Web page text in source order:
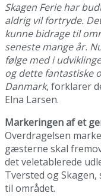
Skagen Ferie har
aldrig vil fortryde.
kunne bidrage til
seneste mange år.
følge med i
og dette fantastiske
Danmark, forklarer
Elna Larsen.
Markeringen af et
Overdragelsen
gæsterne skal
det veletablerede
Tversted og
til området.